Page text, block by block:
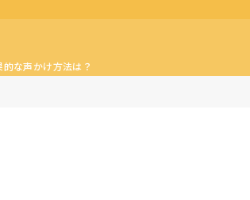
な声かけ方法は？